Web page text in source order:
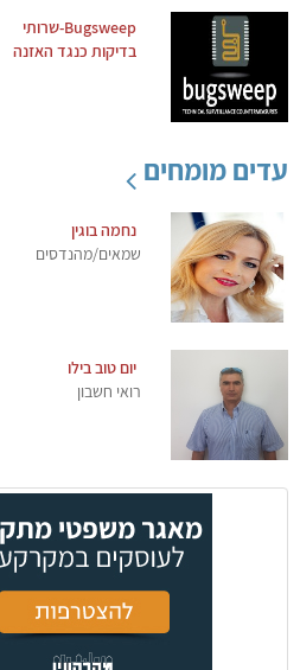
Bugsweep-שרותי
בדיקות כנגד האזנה
עדים מומחים
נחמה בוגין
שמאים/מהנדסים
יום טוב בילו
רואי חשבון